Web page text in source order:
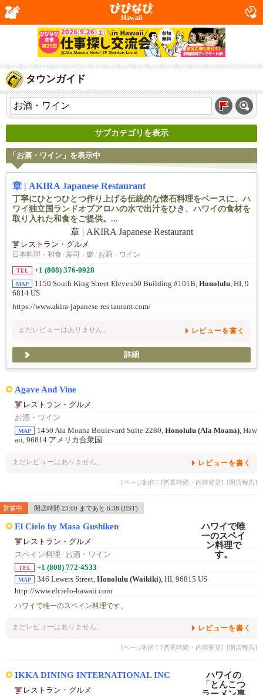
Hawaii
タウンガイド
サブカテゴリを表示
「お酒・ワイン」を表示中
章 | AKIRA Japanese Restaurant
丁寧にひとつひとつ作り上げる伝統的な懐石料理をベースに、ハ
ワイ独立国ランドオブアロハの水で出汁をひき、ハワイの食材を
取り入れた和食をご提供。...
レストラン・グルメ
日本料理・和食 /寿司・鮨 / お酒・ワイン
TEL +1 (808) 376-0928
MAP 1150 South King Street Eleven50 Building #101B, Honolulu, HI, 9
6814 US
https://www.akira-japanese-res taurant.com/
まだレビューはありません。 レビューを書く
詳細
Agave And Vine
レストラン・グルメ
お酒・ワイン
MAP 1450 Ala Moana Boulevard Suite 2280, Honolulu (Ala Moana), Haw
aii, 96814 アメリカ合衆国
まだレビューはありません。 レビューを書く
[ページ制作] [営業時間・内容変更] [閉店報告]
営業中 閉店時間 23:00 まであと 6:38 (HST)
El Cielo by Masa Gushiken
レストラン・グルメ
スペイン料理 / お酒・ワイン
TEL +1 (808) 772-4533
MAP 346 Lewers Street, Honolulu (Waikiki), HI, 96815 US
http://www.elcielo-hawaii.com
ハワイで唯一のスペイン料理です。
まだレビューはありません。 レビューを書く
[ページ制作] [営業時間・内容変更] [閉店報告]
IKKA DINING INTERNATIONAL INC
レストラン・グルメ